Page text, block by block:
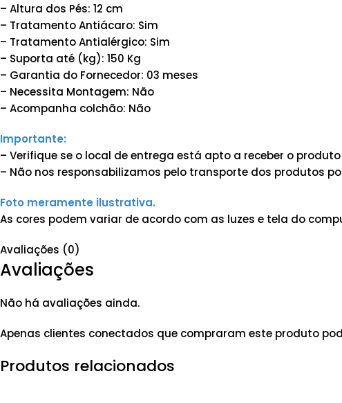
– Altura dos Pés: 12 cm
– Tratamento Antiácaro: Sim
– Tratamento Antialérgico: Sim
– Suporta até (kg): 150 Kg
– Garantia do Fornecedor: 03 meses
– Necessita Montagem: Não
– Acompanha colchão: Não
Importante:
– Verifique se o local de entrega está apto a receber o
– Não nos responsabilizamos pelo transporte dos produtos
Foto meramente ilustrativa.
As cores podem variar de acordo com as luzes e tela do
Avaliações (0)
Avaliações
Não há avaliações ainda.
Apenas clientes conectados que compraram este produto
Produtos relacionados